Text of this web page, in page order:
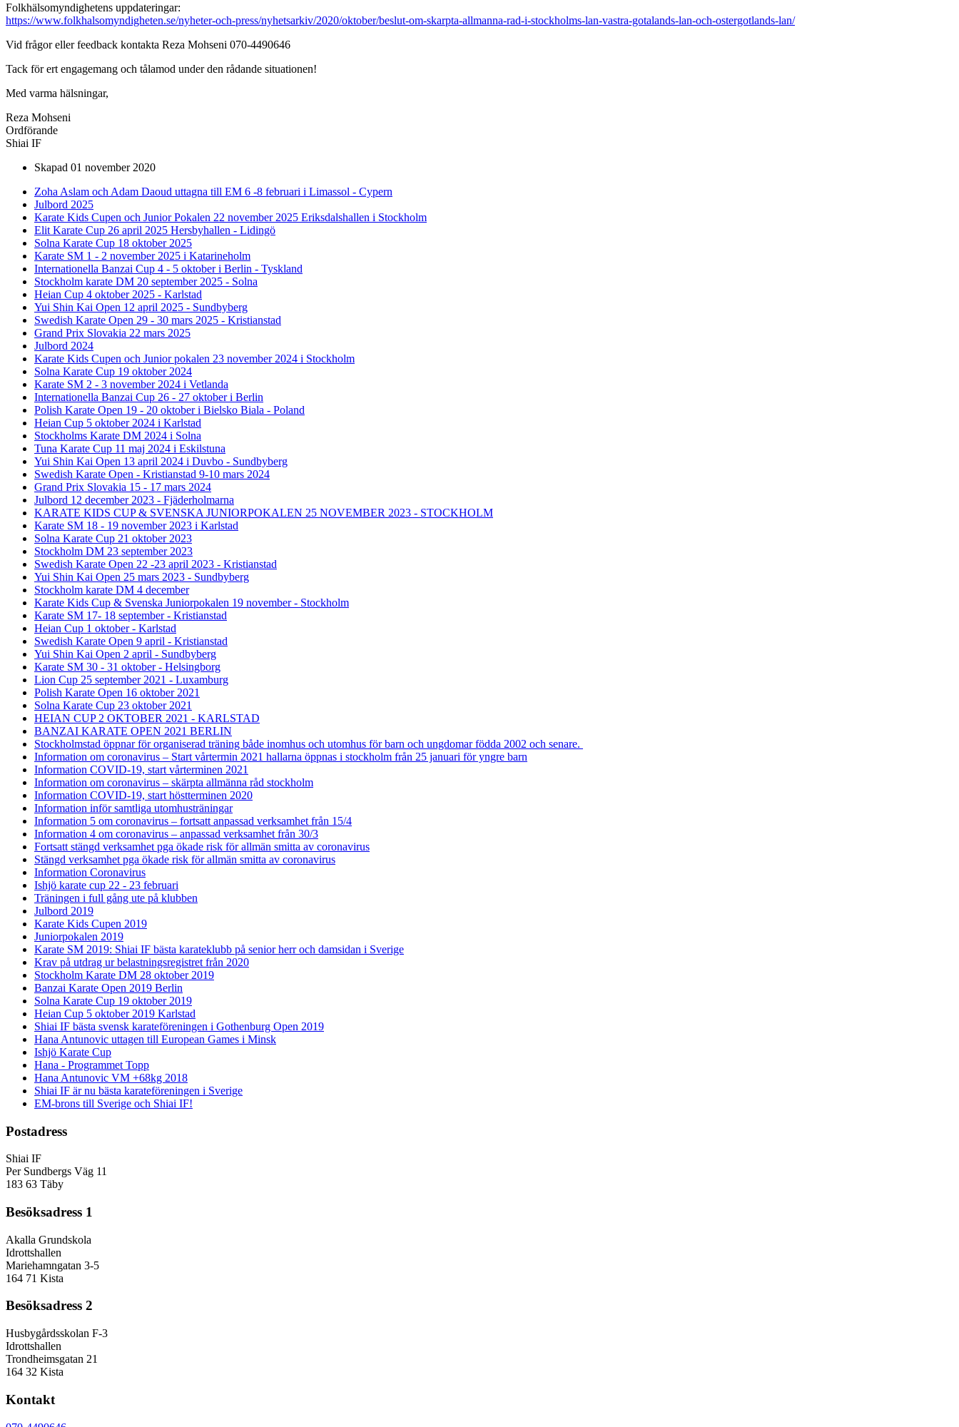
Folkhälsomyndighetens uppdateringar:
https://www.folkhalsomyndigheten.se/nyheter-och-press/nyhetsarkiv/2020/oktober/beslut-om-skarpta-allmanna-rad-i-stockholms-lan-vastra-gotalands-lan-och-ostergotlands-lan/
Vid frågor eller feedback kontakta Reza Mohseni 070-4490646
Tack för ert engagemang och tålamod under den rådande situationen!
Med varma hälsningar,
Reza Mohseni
Ordförande
Shiai IF
Skapad 01 november 2020
Zoha Aslam och Adam Daoud uttagna till EM 6 -8 februari i Limassol - Cypern
Julbord 2025
Karate Kids Cupen och Junior Pokalen 22 november 2025 Eriksdalshallen i Stockholm
Elit Karate Cup 26 april 2025 Hersbyhallen - Lidingö
Solna Karate Cup 18 oktober 2025
Karate SM 1 - 2 november 2025 i Katarineholm
Internationella Banzai Cup 4 - 5 oktober i Berlin - Tyskland
Stockholm karate DM 20 september 2025 - Solna
Heian Cup 4 oktober 2025 - Karlstad
Yui Shin Kai Open 12 april 2025 - Sundbyberg
Swedish Karate Open 29 - 30 mars 2025 - Kristianstad
Grand Prix Slovakia 22 mars 2025
Julbord 2024
Karate Kids Cupen och Junior pokalen 23 november 2024 i Stockholm
Solna Karate Cup 19 oktober 2024
Karate SM 2 - 3 november 2024 i Vetlanda
Internationella Banzai Cup 26 - 27 oktober i Berlin
Polish Karate Open 19 - 20 oktober i Bielsko Biala - Poland
Heian Cup 5 oktober 2024 i Karlstad
Stockholms Karate DM 2024 i Solna
Tuna Karate Cup 11 maj 2024 i Eskilstuna
Yui Shin Kai Open 13 april 2024 i Duvbo - Sundbyberg
Swedish Karate Open - Kristianstad 9-10 mars 2024
Grand Prix Slovakia 15 - 17 mars 2024
Julbord 12 december 2023 - Fjäderholmarna
KARATE KIDS CUP & SVENSKA JUNIORPOKALEN 25 NOVEMBER 2023 - STOCKHOLM
Karate SM 18 - 19 november 2023 i Karlstad
Solna Karate Cup 21 oktober 2023
Stockholm DM 23 september 2023
Swedish Karate Open 22 -23 april 2023 - Kristianstad
Yui Shin Kai Open 25 mars 2023 - Sundbyberg
Stockholm karate DM 4 december
Karate Kids Cup & Svenska Juniorpokalen 19 november - Stockholm
Karate SM 17- 18 september - Kristianstad
Heian Cup 1 oktober - Karlstad
Swedish Karate Open 9 april - Kristianstad
Yui Shin Kai Open 2 april - Sundbyberg
Karate SM 30 - 31 oktober - Helsingborg
Lion Cup 25 september 2021 - Luxamburg
Polish Karate Open 16 oktober 2021
Solna Karate Cup 23 oktober 2021
HEIAN CUP 2 OKTOBER 2021 - KARLSTAD
BANZAI KARATE OPEN 2021 BERLIN
Stockholmstad öppnar för organiserad träning både inomhus och utomhus för barn och ungdomar födda 2002 och senare.
Information om coronavirus – Start vårtermin 2021 hallarna öppnas i stockholm från 25 januari för yngre barn
Information COVID-19, start vårterminen 2021
Information om coronavirus – skärpta allmänna råd stockholm
Information COVID-19, start höstterminen 2020
Information inför samtliga utomhusträningar
Information 5 om coronavirus – fortsatt anpassad verksamhet från 15/4
Information 4 om coronavirus – anpassad verksamhet från 30/3
Fortsatt stängd verksamhet pga ökade risk för allmän smitta av coronavirus
Stängd verksamhet pga ökade risk för allmän smitta av coronavirus
Information Coronavirus
Ishjö karate cup 22 - 23 februari
Träningen i full gång ute på klubben
Julbord 2019
Karate Kids Cupen 2019
Juniorpokalen 2019
Karate SM 2019: Shiai IF bästa karateklubb på senior herr och damsidan i Sverige
Krav på utdrag ur belastningsregistret från 2020
Stockholm Karate DM 28 oktober 2019
Banzai Karate Open 2019 Berlin
Solna Karate Cup 19 oktober 2019
Heian Cup 5 oktober 2019 Karlstad
Shiai IF bästa svensk karateföreningen i Gothenburg Open 2019
Hana Antunovic uttagen till European Games i Minsk
Ishjö Karate Cup
Hana - Programmet Topp
Hana Antunovic VM +68kg 2018
Shiai IF är nu bästa karateföreningen i Sverige
EM-brons till Sverige och Shiai IF!
Postadress
Shiai IF
Per Sundbergs Väg 11
183 63 Täby
Besöksadress 1
Akalla Grundskola
Idrottshallen
Mariehamngatan 3-5
164 71 Kista
Besöksadress 2
Husbygårdsskolan F-3
Idrottshallen
Trondheimsgatan 21
164 32 Kista
Kontakt